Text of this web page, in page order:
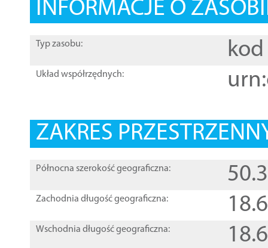
INFORMACJE O
Typ zasobu: kod
Układ współrzędnych:
ZAKRES
Północna szerokość geograficzna:
Zachodnia długość geograficzna:
Wschodnia długość geograficzna: